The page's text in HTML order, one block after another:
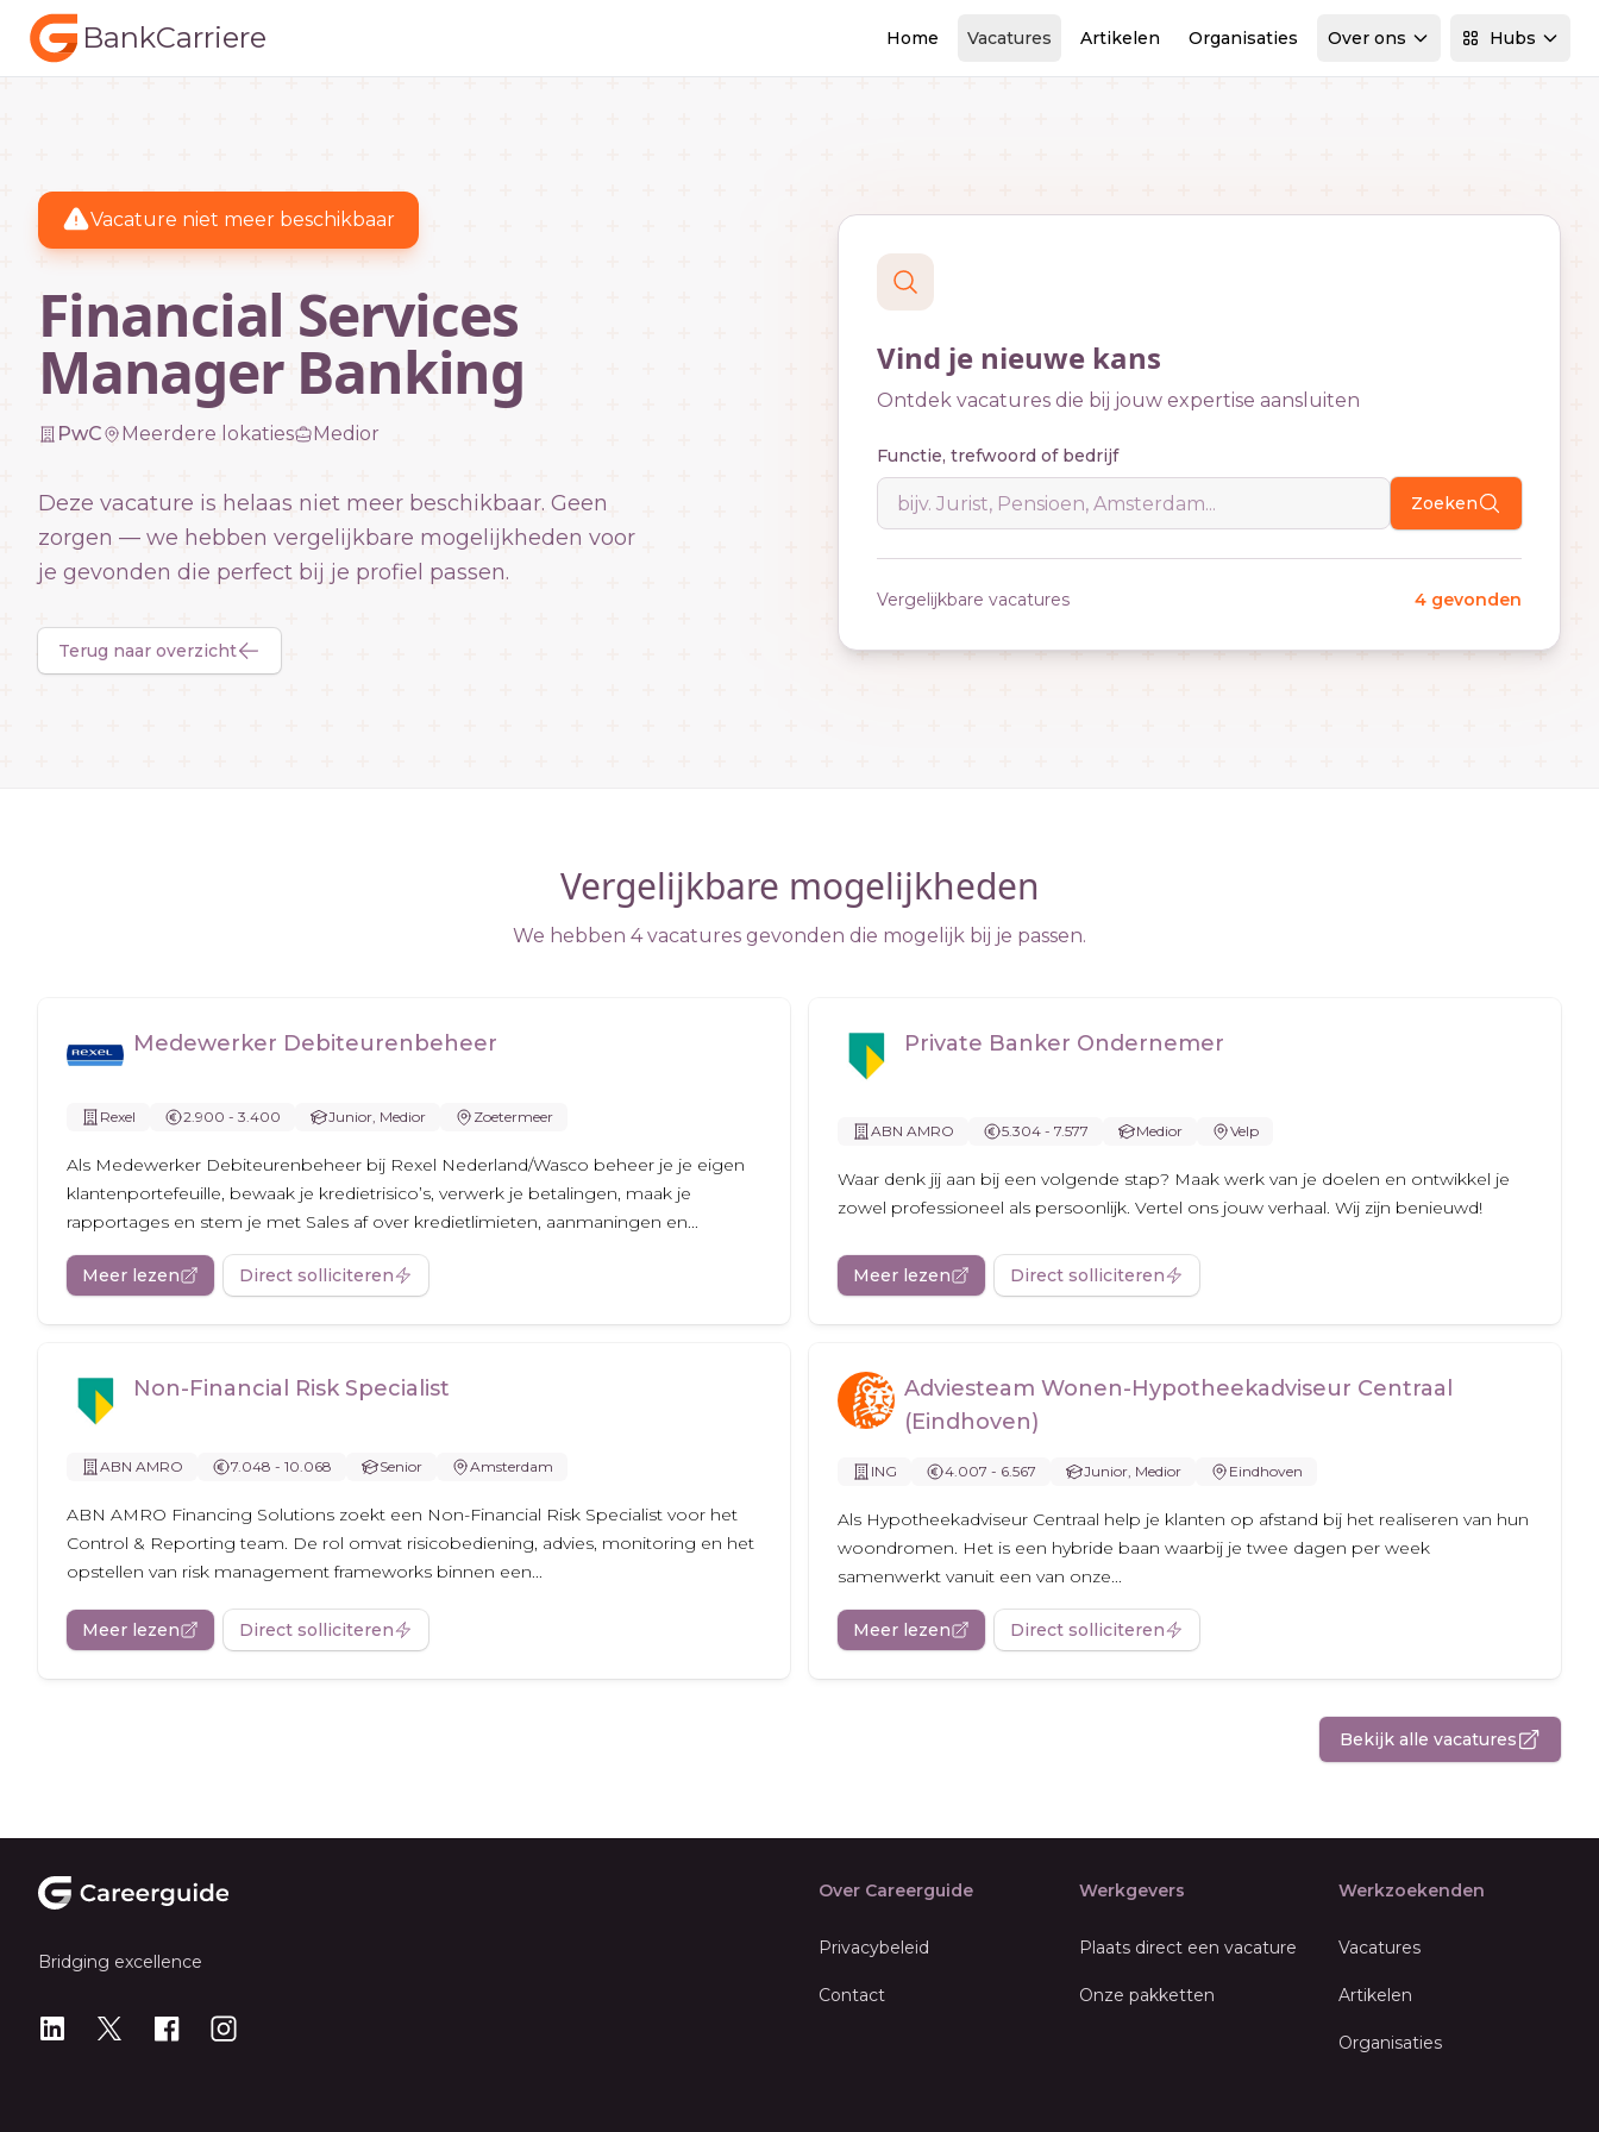
BankCarriere Home Vacatures Artikelen Organisaties Over ons Hubs
Vacature niet meer beschikbaar
Financial Services
Manager Banking
PwC Meerdere lokaties Medior
Deze vacature is helaas niet meer beschikbaar. Geen
zorgen — we hebben vergelijkbare mogelijkheden voor
je gevonden die perfect bij je profiel passen.
Terug naar overzicht
Vind je nieuwe kans
Ontdek vacatures die bij jouw expertise aansluiten
Functie, trefwoord of bedrijf
Zoeken
Vergelijkbare vacatures 4 gevonden
Vergelijkbare mogelijkheden
We hebben 4 vacatures gevonden die mogelijk bij je passen.
Medewerker Debiteurenbeheer
Rexel 2.900 - 3.400 Junior, Medior Zoetermeer
Als Medewerker Debiteurenbeheer bij Rexel Nederland/Wasco beheer je je eigen
klantenportefeuille, bewaak je kredietrisico’s, verwerk je betalingen, maak je
rapportages en stem je met Sales af over kredietlimieten, aanmaningen en...
Meer lezen Direct solliciteren
Private Banker Ondernemer
ABN AMRO 5.304 - 7.577 Medior Velp
Waar denk jij aan bij een volgende stap? Maak werk van je doelen en ontwikkel je
zowel professioneel als persoonlijk. Vertel ons jouw verhaal. Wij zijn benieuwd!
Meer lezen Direct solliciteren
Non-Financial Risk Specialist
ABN AMRO 7.048 - 10.068 Senior Amsterdam
ABN AMRO Financing Solutions zoekt een Non-Financial Risk Specialist voor het
Control & Reporting team. De rol omvat risicobediening, advies, monitoring en het
opstellen van risk management frameworks binnen een...
Meer lezen Direct solliciteren
Adviesteam Wonen-Hypotheekadviseur Centraal
(Eindhoven)
ING 4.007 - 6.567 Junior, Medior Eindhoven
Als Hypotheekadviseur Centraal help je klanten op afstand bij het realiseren van hun
woondromen. Het is een hybride baan waarbij je twee dagen per week
samenwerkt vanuit een van onze...
Meer lezen Direct solliciteren
Bekijk alle vacatures
Bridging excellence
LinkedIn
X Instagram
Over Careerguide
Privacybeleid
Contact
Werkgevers
Plaats direct een vacature
Onze pakketten
Werkzoekenden
Vacatures
Artikelen
Organisaties